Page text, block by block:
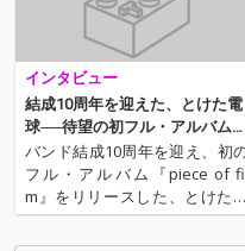
インタビュー
結成10周年を迎えた、とけた電
球──待望の初フル・アルバムに
込めた温もりと軌跡
バンド結成10周年を迎え、初
フル・アルバム『piece of
m』をリリースした、とけた電
球。10月9日からは、東名阪
まわる初のワンマン・ツアー